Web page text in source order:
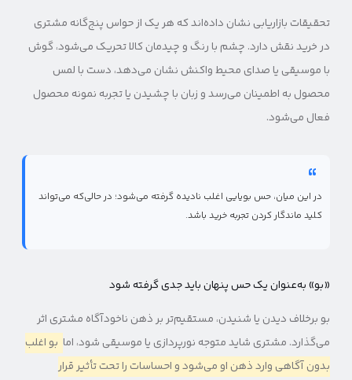
تحقیقات بازاریابی نشان داده‌اند که هر یک از حواس پنج‌گانه مشتری
در خرید نقش دارد. چشم با رنگ و چیدمان کالا تحریک می‌شود، گوش
با موسیقی یا صدای محیط واکنش نشان می‌دهد، دست با لمس
محصول به اطمینان می‌رسد و زبان با چشیدن یا تجربه نمونه محصول
فعال می‌شود.
در این میان، حس بویایی اغلب نادیده گرفته می‌شود؛ در حالی‌که می‌تواند
کلید ماندگار کردن تجربه خرید باشد.
«بو» به‌عنوان یک حس پنهان باید جدی گرفته شود
بو برخلاف دیدن یا شنیدن، مستقیم‌تر بر ذهن ناخودآگاه مشتری اثر
می‌گذارد. مشتری شاید متوجه نورپردازی یا موسیقی شود، اما بو اغلب
بدون آگاهی وارد ذهن او می‌شود و احساسات را تحت تأثیر قرار